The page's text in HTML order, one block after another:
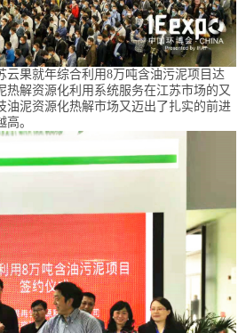
云果就年综合利用8万吨含油污泥项目达
热解资源化利用系统服务在江苏市场的又
油泥资源化热解市场又迈出了扎实的前进
。